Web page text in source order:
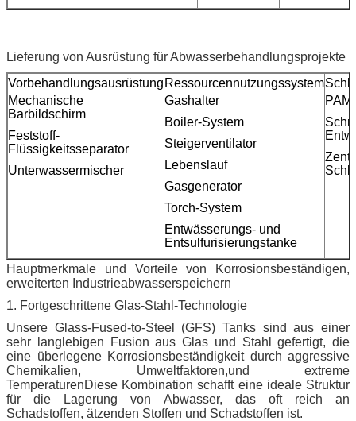
Lieferung von Ausrüstung für Abwasserbehandlungsprojekte
Vorbehandlungsausrüstung Ressourcennutzungssystem
Mechanische
Barbildschirm
Feststoff-
Flüssigkeitsseparator
Unterwassermischer
Gashalter
Boiler-System
Steigerventilator
Lebenslauf
Gasgenerator
Torch-System
Entwässerungs- und
Entsulfurisierungstanke
Hauptmerkmale und Vorteile von Korrosionsbeständigen,
erweiterten Industrieabwasserspeichern
1. Fortgeschrittene Glas-Stahl-Technologie
Unsere Glass-Fused-to-Steel (GFS) Tanks sind aus einer
sehr langlebigen Fusion aus Glas und Stahl gefertigt, die
eine überlegene Korrosionsbeständigkeit durch aggressive
Chemikalien, Umweltfaktoren,und extreme
TemperaturenDiese Kombination schafft eine ideale Struktur
für die Lagerung von Abwasser, das oft reich an
Schadstoffen, ätzenden Stoffen und Schadstoffen ist.